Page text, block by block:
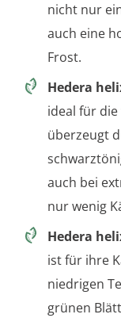
nicht nur
auch eine
Frost.
Hedera
ideal für
überzeugt
auch bei
nur wenig
Hedera
ist für ihre
niedrigen
grünen